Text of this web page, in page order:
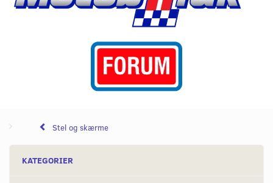
Stel og skærme
KATEGORIER